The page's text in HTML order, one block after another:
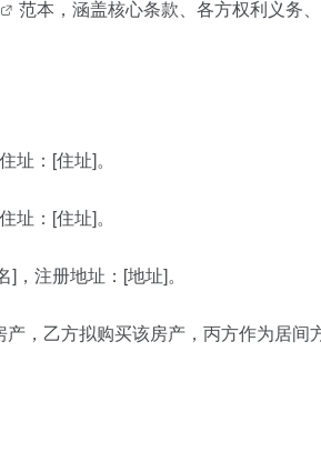
范本，涵盖核心条款、各方权利义务
：[住址]。
：[住址]。
注册地址：[地址]。
，乙方拟购买该房产，丙方作为居间